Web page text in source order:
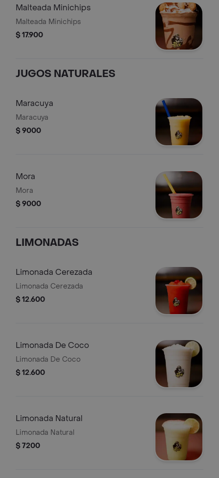
Malteada Minichips
Malteada Minichips
$ 17.900
JUGOS NATURALES
Maracuya
Maracuya
$ 9000
Mora
Mora
$ 9000
LIMONADAS
Limonada Cerezada
Limonada Cerezada
$ 12.600
Limonada De Coco
Limonada De Coco
$ 12.600
Limonada Natural
Limonada Natural
$ 7200